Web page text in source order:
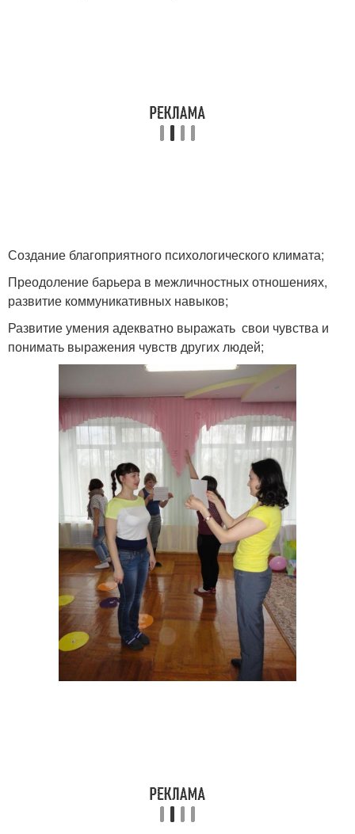
Создание благоприятного психологического климата;
Преодоление барьера в межличностных отношениях,
развитие коммуникативных навыков;
Развитие умения адекватно выражать свои чувства и
понимать выражения чувств других людей;